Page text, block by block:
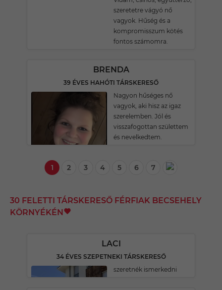
szeretetre vágyó nő
vagyok. Hűség és a
kompromisszum kötés
fontos számomra.
BRENDA
39 ÉVES HAHÓTI TÁRSKERESŐ
Nagyon hűséges nő
vagyok, aki hisz az igaz
szerelemben. Jól és
visszafogottan születtem
és nevelkedtem.
1 2 3 4 5 6 7
30 FELETTI TÁRSKERESŐ FÉRFIAK BECSEHELY
KÖRNYÉKÉN
LACI
34 ÉVES SZEPETNEKI TÁRSKERESŐ
szeretnék ismerkedni